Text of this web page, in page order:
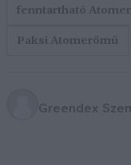
fenntartható
Paksi Atomerőmű
Greendex